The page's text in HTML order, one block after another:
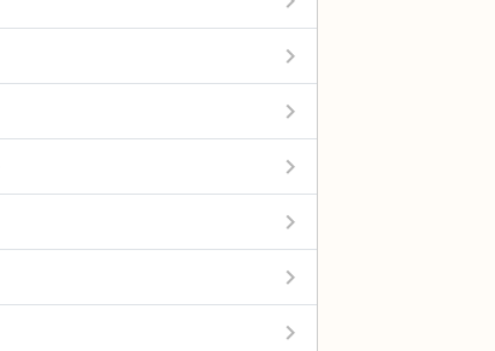
keyboard_arrow_right
keyboard_arrow_right
keyboard_arrow_right
keyboard_arrow_right
keyboard_arrow_right
keyboard_arrow_right